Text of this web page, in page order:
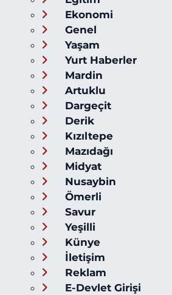
Ekonomi
Genel
Yaşam
Yurt Haberler
Mardin
Artuklu
Dargeçit
Derik
Kızıltepe
Mazıdağı
Midyat
Nusaybin
Ömerli
Savur
Yeşilli
Künye
İletişim
Reklam
E-Devlet Girişi